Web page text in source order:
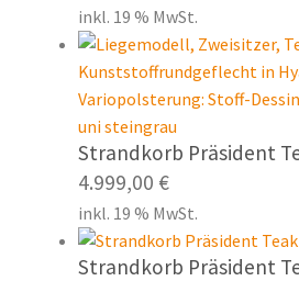
inkl. 19 % MwSt.
Strandkorb Präsident
4.999,00 €
inkl. 19 % MwSt.
Strandkorb Präsident